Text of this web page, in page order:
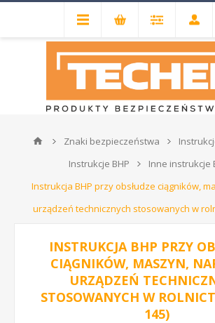
Znaki bezpieczeństwa
Instrukcje BHP
Inne instrukcje
Instrukcja BHP przy obsłudze ciągników,
urządzeń technicznych stosowanych w
INSTRUKCJA BHP PRZY
CIĄGNIKÓW, MASZYN,
URZĄDZEŃ
STOSOWANYCH W
145)